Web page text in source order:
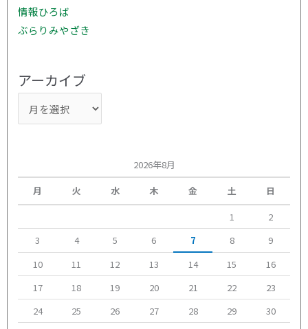
情報ひろば
ぶらりみやざき
アーカイブ
2026年8月
月
火 水 木 金 土
日
1
2
3
4 5 6 7 8
9
10
11 12 13 14 15
16
17
18 19 20 21 22
23
24
25 26 27 28 29
30